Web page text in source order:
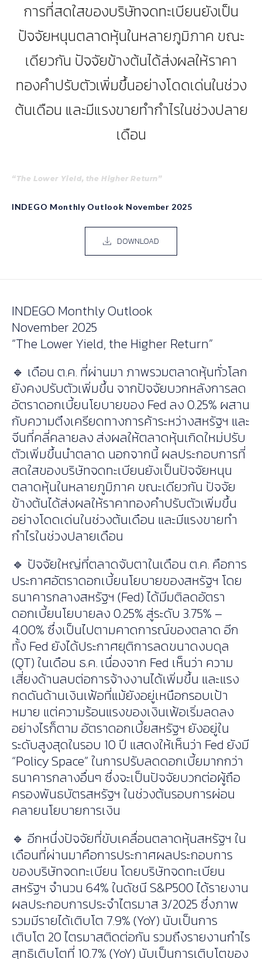
การที่สดใสของบริษัทจดทะเบียนยังเป็น
ปัจจัยหนุนตลาดหุ้นในหลายภูมิภาค ขณะ
เดียวกัน ปัจจัยข้างต้นได้ส่งผลให้ราคา
ทองคำปรับตัวเพิ่มขึ้นอย่างโดดเด่นในช่วง
ต้นเดือน และมีแรงขายทำกำไรในช่วงปลาย
เดือน
“The Lower Yield, the Higher Return”
INDEGO Monthly Outlook November 2025
DOWNLOAD
INDEGO Monthly Outlook
November 2025
“The Lower Yield, the Higher Return”
🔹 เดือน ต.ค. ที่ผ่านมา ภาพรวมตลาดหุ้นทั่วโลก
ยังคงปรับตัวเพิ่มขึ้น จากปัจจัยบวกหลังการลด
อัตราดอกเบี้ยนโยบายของ Fed ลง 0.25% ผสาน
กับความตึงเครียดทางการค้าระหว่างสหรัฐฯ และ
จีนที่คลี่คลายลง ส่งผลให้ตลาดหุ้นเกิดใหม่ปรับ
ตัวเพิ่มขึ้นนำตลาด นอกจากนี้ ผลประกอบการที่
สดใสของบริษัทจดทะเบียนยังเป็นปัจจัยหนุน
ตลาดหุ้นในหลายภูมิภาค ขณะเดียวกัน ปัจจัย
ข้างต้นได้ส่งผลให้ราคาทองคำปรับตัวเพิ่มขึ้น
อย่างโดดเด่นในช่วงต้นเดือน และมีแรงขายทำ
กำไรในช่วงปลายเดือน
🔹 ปัจจัยใหญ่ที่ตลาดจับตาในเดือน ต.ค. คือการ
ประกาศอัตราดอกเบี้ยนโยบายของสหรัฐฯ โดย
ธนาคารกลางสหรัฐฯ (Fed) ได้มีมติลดอัตรา
ดอกเบี้ยนโยบายลง 0.25% สู่ระดับ 3.75% –
4.00% ซึ่งเป็นไปตามคาดการณ์ของตลาด อีก
ทั้ง Fed ยังได้ประกาศยุติการลดขนาดงบดุล
(QT) ในเดือน ธ.ค. เนื่องจาก Fed เห็นว่า ความ
เสี่ยงด้านลบต่อการจ้างงานได้เพิ่มขึ้น และแรง
กดดันด้านเงินเฟ้อที่แม้ยังอยู่เหนือกรอบเป้า
หมาย แต่ความร้อนแรงของเงินเฟ้อเริ่มลดลง
อย่างไรก็ตาม อัตราดอกเบี้ยสหรัฐฯ ยังอยู่ใน
ระดับสูงสุดในรอบ 10 ปี แสดงให้เห็นว่า Fed ยังมี
“Policy Space” ในการปรับลดดอกเบี้ยมากกว่า
ธนาคารกลางอื่นๆ ซึ่งจะเป็นปัจจัยบวกต่อผู้ถือ
ครองพันธบัตรสหรัฐฯ ในช่วงต้นรอบการผ่อน
คลายนโยบายการเงิน
🔹 อีกหนึ่งปัจจัยที่ขับเคลื่อนตลาดหุ้นสหรัฐฯ ใน
เดือนที่ผ่านมาคือการประกาศผลประกอบการ
ของบริษัทจดทะเบียน โดยบริษัทจดทะเบียน
สหรัฐฯ จำนวน 64% ในดัชนี S&P500 ได้รายงาน
ผลประกอบการประจำไตรมาส 3/2025 ซึ่งภาพ
รวมมีรายได้เติบโต 7.9% (YoY) นับเป็นการ
เติบโต 20 ไตรมาสติดต่อกัน รวมถึงรายงานกำไร
สุทธิเติบโตที่ 10.7% (YoY) นับเป็นการเติบโตของ